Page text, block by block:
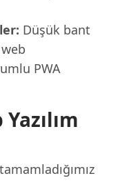
Düşük bant
PWA